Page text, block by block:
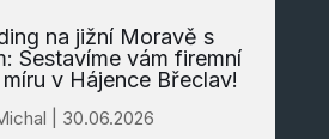
na jižní Moravě s
Sestavíme vám firemní
v Hájence Břeclav!
30.06.2026